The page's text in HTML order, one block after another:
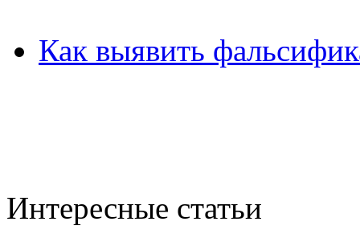
Как выявить
Интересные статьи